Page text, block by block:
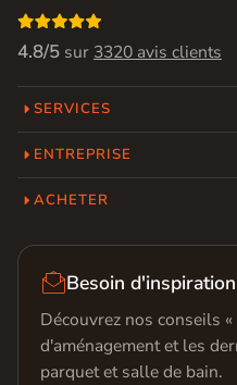

4.8/5 sur 3320 avis clients
SERVICES
ENTREPRISE
ACHETER
Besoin
Découvrez nos conseils
d'aménagement et les
parquet et salle de bain.